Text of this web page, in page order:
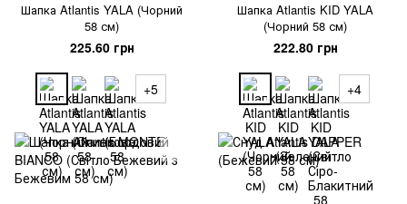
Шапка Atlantis YALA (Чорний
58 см)
225.60 грн
+5
Шапка Atlantis KID YALA
(Чорний 58 см)
222.80 грн
+4